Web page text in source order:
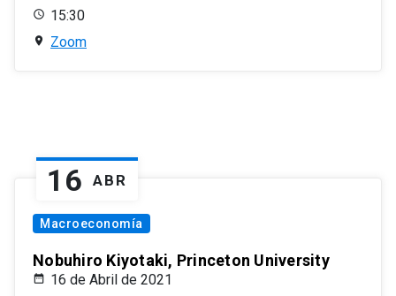
15:30
Zoom
16 ABR
Macroeconomía
Nobuhiro Kiyotaki, Princeton University
16 de Abril de 2021